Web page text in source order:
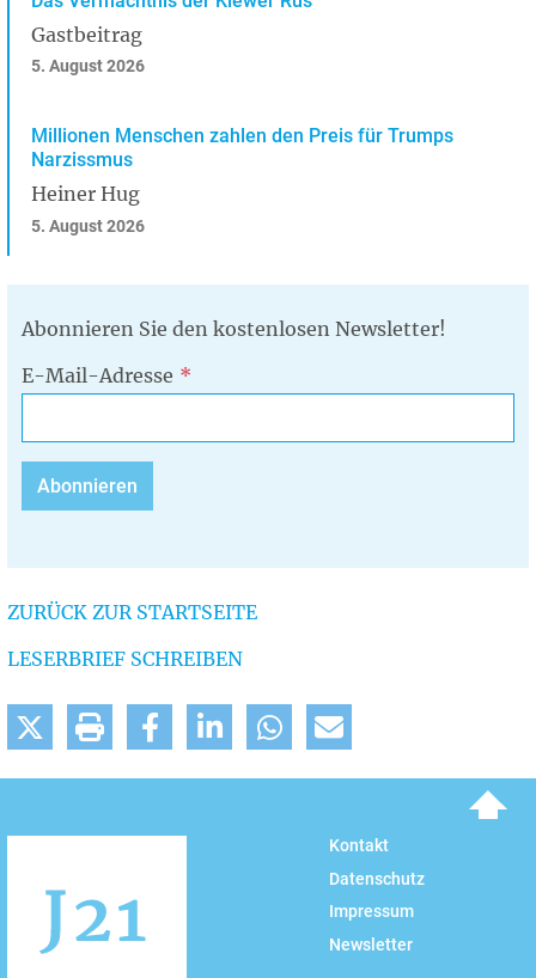
Gastbeitrag
5. August 2026
Millionen Menschen zahlen den Preis für Trumps
Narzissmus
Heiner Hug
5. August 2026
Abonnieren Sie den kostenlosen Newsletter!
E-Mail-Adresse
ZURÜCK ZUR STARTSEITE
LESERBRIEF SCHREIBEN
Kontakt
Datenschutz
Impressum
Newsletter